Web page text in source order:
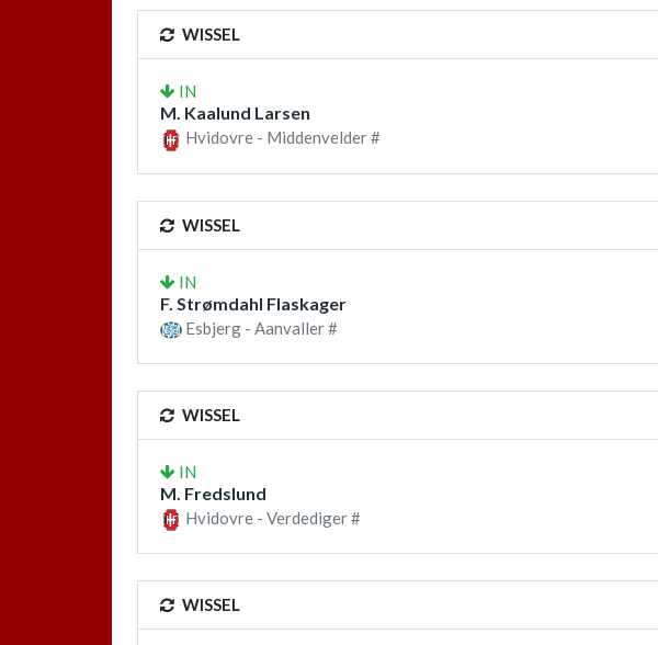
WISSEL
IN
M. Kaalund Larsen
Hvidovre - Middenvelder #
WISSEL
IN
F. Strømdahl Flaskager
Esbjerg - Aanvaller #
WISSEL
IN
M. Fredslund
Hvidovre - Verdediger #
WISSEL